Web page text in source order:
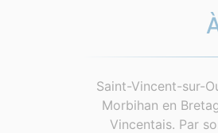
Saint-Vincent-sur-
Morbihan en
Vincentais. Par